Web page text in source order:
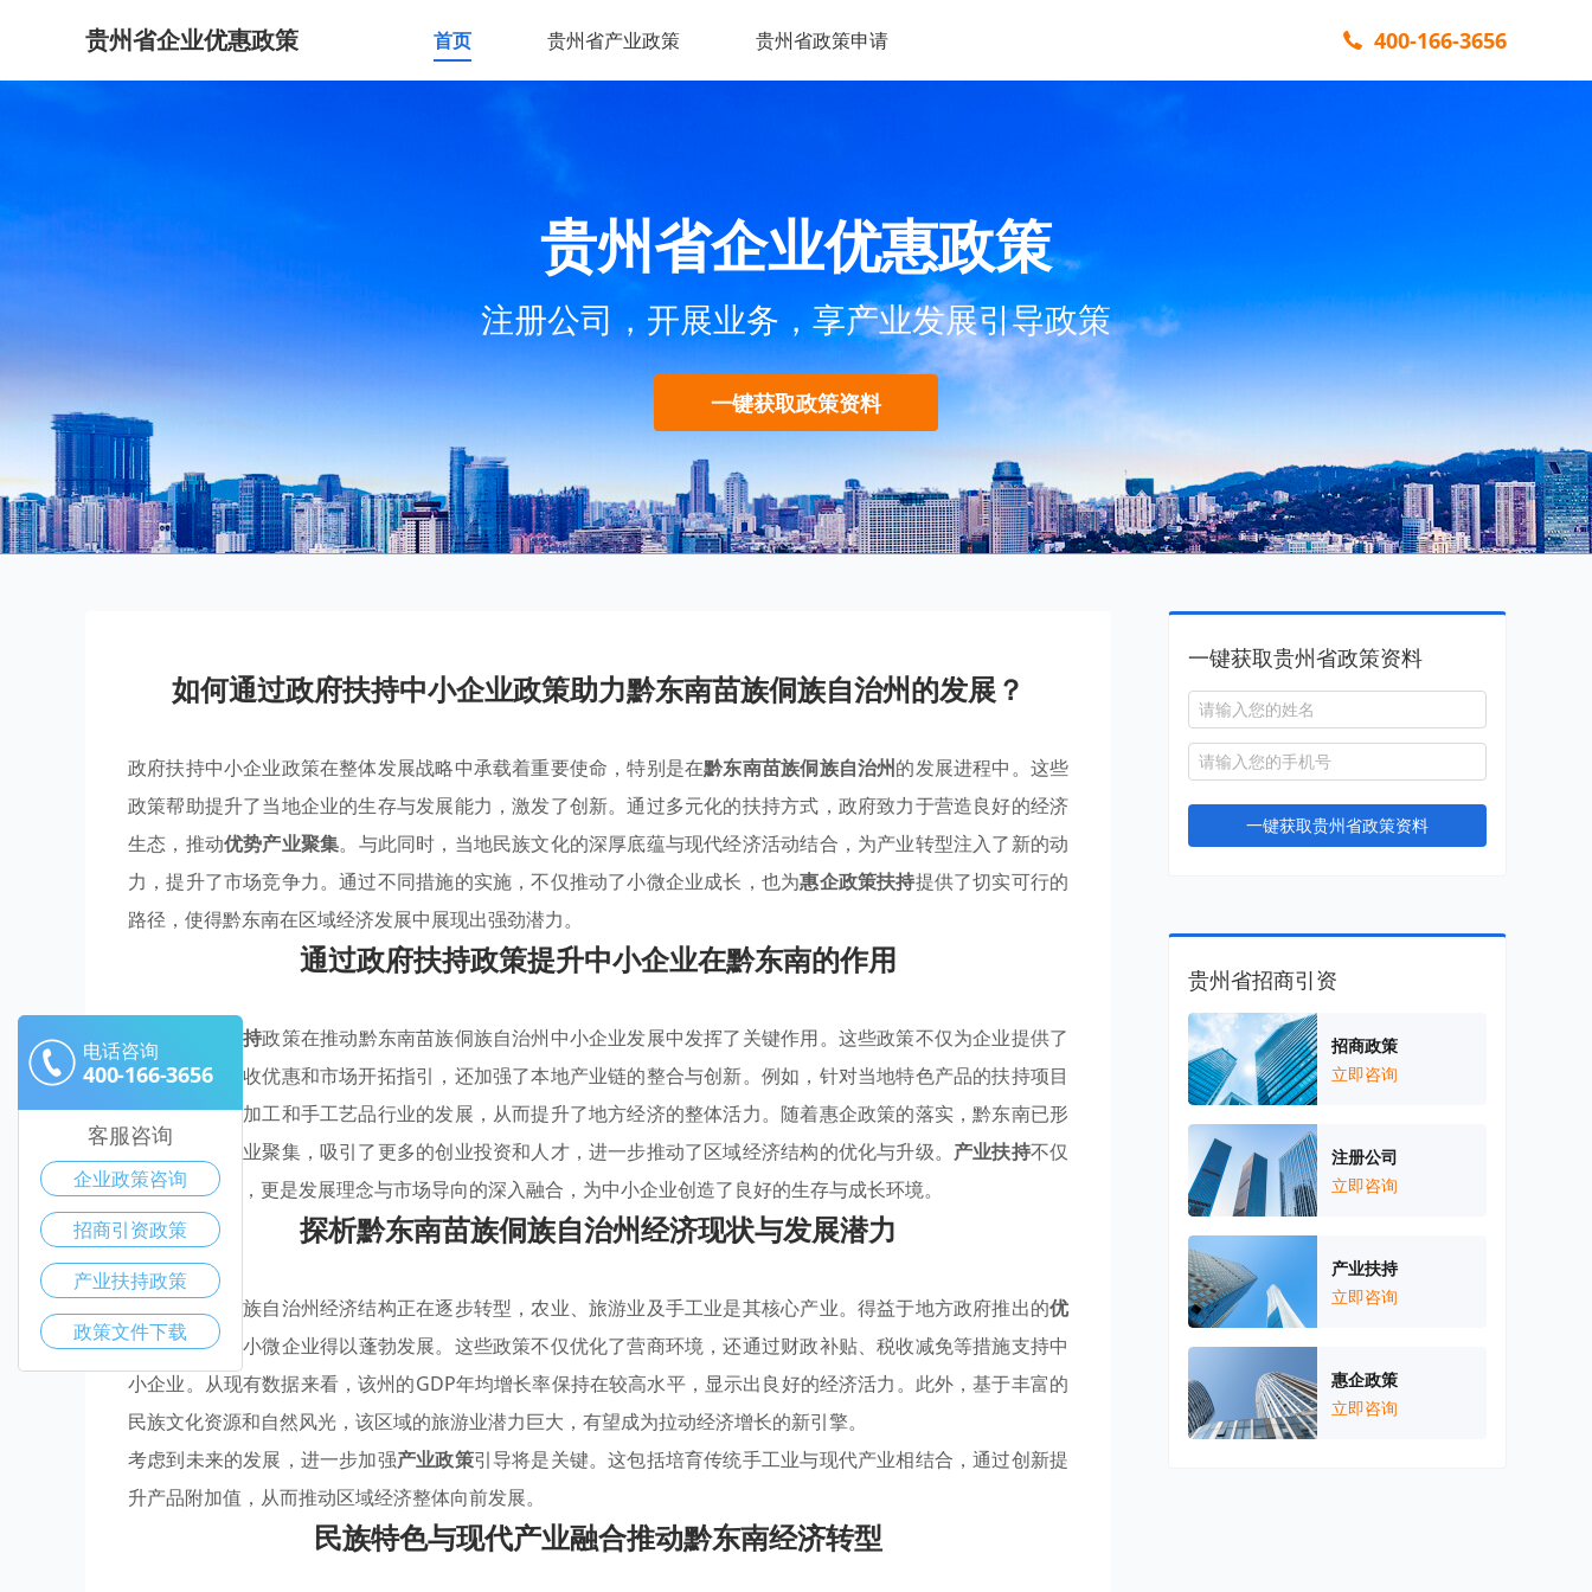
贵州省企业优惠政策 首页 贵州省产业政策 贵州省政策申请 400-166-3656
贵州省企业优惠政策
注册公司，开展业务，享产业发展引导政策
一键获取政策资料
如何通过政府扶持中小企业政策助力黔东南苗族侗族自治州的发展？
政府扶持中小企业政策在整体发展战略中承载着重要使命，特别是在黔东南苗族侗族自治州的发展进程中。这些
政策帮助提升了当地企业的生存与发展能力，激发了创新。通过多元化的扶持方式，政府致力于营造良好的经济
生态，推动优势产业聚集。与此同时，当地民族文化的深厚底蕴与现代经济活动结合，为产业转型注入了新的动
力，提升了市场竞争力。通过不同措施的实施，不仅推动了小微企业成长，也为惠企政策扶持提供了切实可行的
路径，使得黔东南在区域经济发展中展现出强劲潜力。
通过政府扶持政策提升中小企业在黔东南的作用
政府的 产业扶持政策在推动黔东南苗族侗族自治州中小企业发展中发挥了关键作用。这些政策不仅为企业提供了
资金支持、税收优惠和市场开拓指引，还加强了本地产业链的整合与创新。例如，针对当地特色产品的扶持项目
促进了农产品加工和手工艺品行业的发展，从而提升了地方经济的整体活力。随着惠企政策的落实，黔东南已形
成多个优势产业聚集，吸引了更多的创业投资和人才，进一步推动了区域经济结构的优化与升级。 产业扶持不仅
仅是资金投入，更是发展理念与市场导向的深入融合，为中小企业创造了良好的生存与成长环境。
探析黔东南苗族侗族自治州经济现状与发展潜力
黔东南苗族侗族自治州经济结构正在逐步转型，农业、旅游业及手工业是其核心产业。得益于地方政府推出的优
惠政策，许多小微企业得以蓬勃发展。这些政策不仅优化了营商环境，还通过财政补贴、税收减免等措施支持中
小企业。从现有数据来看，该州的GDP年均增长率保持在较高水平，显示出良好的经济活力。此外，基于丰富的
民族文化资源和自然风光，该区域的旅游业潜力巨大，有望成为拉动经济增长的新引擎。
考虑到未来的发展，进一步加强产业政策引导将是关键。这包括培育传统手工业与现代产业相结合，通过创新提
升产品附加值，从而推动区域经济整体向前发展。
民族特色与现代产业融合推动黔东南经济转型
一键获取贵州省政策资料
一键获取贵州省政策资料
贵州省招商引资
招商政策
立即咨询
注册公司
立即咨询
产业扶持
立即咨询
惠企政策
立即咨询
电话咨询
400-166-3656
客服咨询
企业政策咨询
招商引资政策
产业扶持政策
政策文件下载